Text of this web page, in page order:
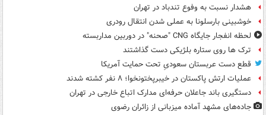
هشدار نسبت به وفوع تندباد در تهران
خوشبینی بارسلونا به عملی شدن انتقال رودری
لحظه انفجار جایگاه CNG "صحنه" در دوربین مداربسته
ترک ها روی ستاره بلژیکی دست گذاشتند
قطع دست عربستان سعودیِ تحت حمایت آمریکا
عملیات ارتش پاکستان در خیبرپختونخوا؛ ۸ نفر کشته شدند
دستگیری باند جاعلان حرفه‌ای مدارک اتباع خارجی در تهران
جاده‌های مشهد آماده میزبانی از زائران رضوی